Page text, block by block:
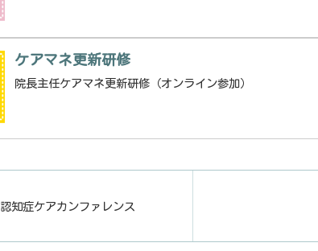
ケアマネ更新研修
院長主任ケアマネ更新研修（オンライン参加）
認知症ケアカンファレンス